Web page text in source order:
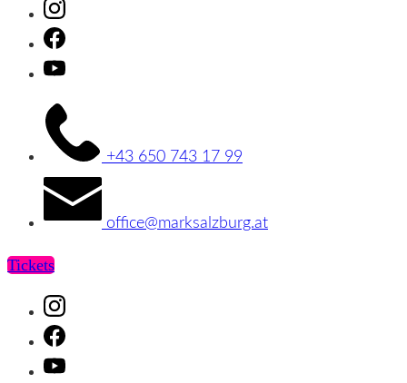
Instagram
Facebook
Youtube
+43 650 743 17 99
office@marksalzburg.at
Tickets
Instagram
Facebook
Youtube